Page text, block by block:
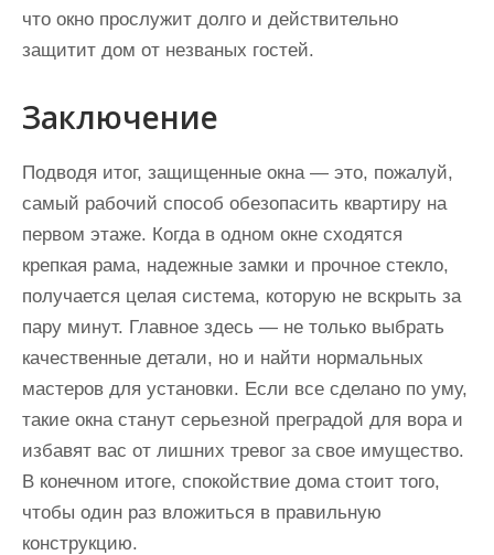
что окно прослужит долго и действительно
защитит дом от незваных гостей.
Заключение
Подводя итог, защищенные окна — это, пожалуй,
самый рабочий способ обезопасить квартиру на
первом этаже. Когда в одном окне сходятся
крепкая рама, надежные замки и прочное стекло,
получается целая система, которую не вскрыть за
пару минут. Главное здесь — не только выбрать
качественные детали, но и найти нормальных
мастеров для установки. Если все сделано по уму,
такие окна станут серьезной преградой для вора и
избавят вас от лишних тревог за свое имущество.
В конечном итоге, спокойствие дома стоит того,
чтобы один раз вложиться в правильную
конструкцию.